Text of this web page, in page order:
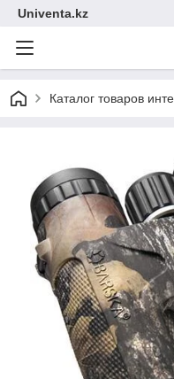
Univenta.kz
Каталог товаров